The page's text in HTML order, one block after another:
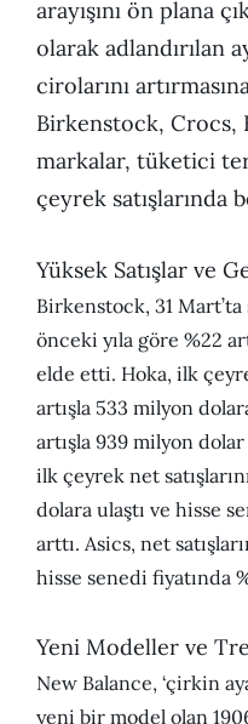
arayışını ön plana
olarak adlandırılan
cirolarını
Birkenstock, Crocs,
markalar, tüketici
çeyrek satışlarında
Yüksek Satışlar ve
Birkenstock, 31
önceki yıla göre %22
elde etti. Hoka, ilk
artışla 533 milyon
artışla 939 milyon
ilk çeyrek net
dolara ulaştı ve hisse
arttı. Asics, net
hisse senedi fiyatında
Yeni Modeller ve
New Balance, ‘çirkin
yeni bir model olan